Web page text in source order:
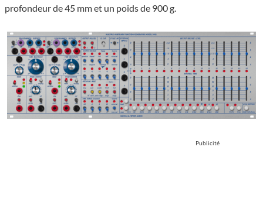
profondeur de 45 mm et un poids de 900 g.
Publicité